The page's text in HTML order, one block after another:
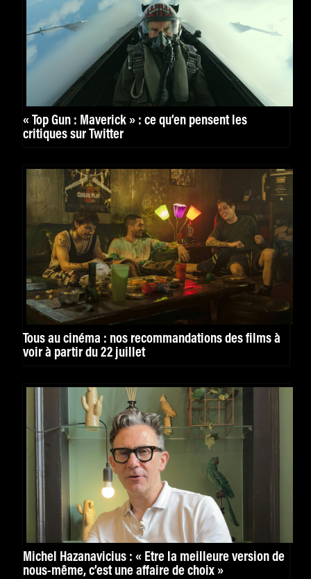
« Top Gun : Maverick » : ce qu’en pensent les
critiques sur Twitter
Tous au cinéma : nos recommandations des films à
voir à partir du 22 juillet
Michel Hazanavicius : « Être la meilleure version de
nous-même, c’est une affaire de choix »